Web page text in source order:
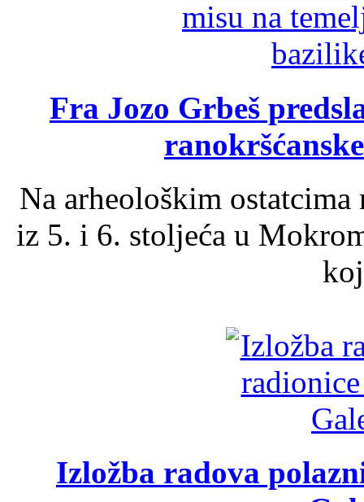
Fra Jozo Grbeš
Na arheološkim
iz 5. i 6. stoljeća u
Izložba radova